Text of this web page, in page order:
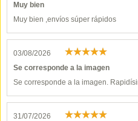
Muy bien
Muy bien ,envíos súper rápidos
03/08/2026
Se corresponde a la imagen
Se corresponde a la imagen.
31/07/2026